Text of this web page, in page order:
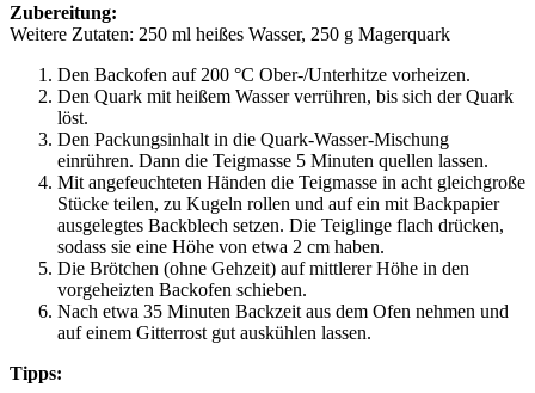
Zubereitung:
Weitere Zutaten: 250 ml heißes Wasser, 250 g Magerquark
Den Backofen auf 200 °C Ober-/Unterhitze vorheizen.
Den Quark mit heißem Wasser verrühren, bis sich der Quark
löst.
Den Packungsinhalt in die Quark-Wasser-Mischung
einrühren. Dann die Teigmasse 5 Minuten quellen lassen.
Mit angefeuchteten Händen die Teigmasse in acht gleichgroße
Stücke teilen, zu Kugeln rollen und auf ein mit Backpapier
ausgelegtes Backblech setzen. Die Teiglinge flach drücken,
sodass sie eine Höhe von etwa 2 cm haben.
Die Brötchen (ohne Gehzeit) auf mittlerer Höhe in den
vorgeheizten Backofen schieben.
Nach etwa 35 Minuten Backzeit aus dem Ofen nehmen und
auf einem Gitterrost gut auskühlen lassen.
Tipps: